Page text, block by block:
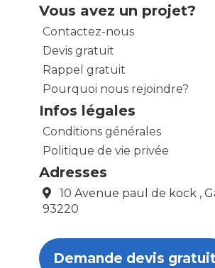
Vous avez un projet?
Contactez-nous
Devis gratuit
Rappel gratuit
Pourquoi nous rejoindre?
Infos légales
Conditions générales
Politique de vie privée
Adresses
10 Avenue paul de kock ,
93220
Demande devis gratuit